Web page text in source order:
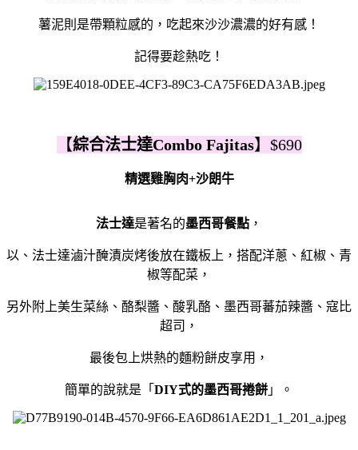
薯泥則是帶顆粒感的，吃起來沙沙濃濃的好有感！
記得要趁熱吃！
【綜合法士達Combo Fajitas】$690
精選雞胸肉+沙朗牛
法士達是著名的墨西哥餐點 ，
以、法士達滷汁醃漬炭烤後放在鐵板上，搭配洋蔥、紅椒、青
椒等配菜，
另外附上美生菜絲、酪梨醬、酸乳酪、墨西哥蕃茄辣醬、寇比
超司，
最後包上烘熱的麵粉餅皮享用，
簡單的說就是「 DIY式的墨西哥捲餅 」。